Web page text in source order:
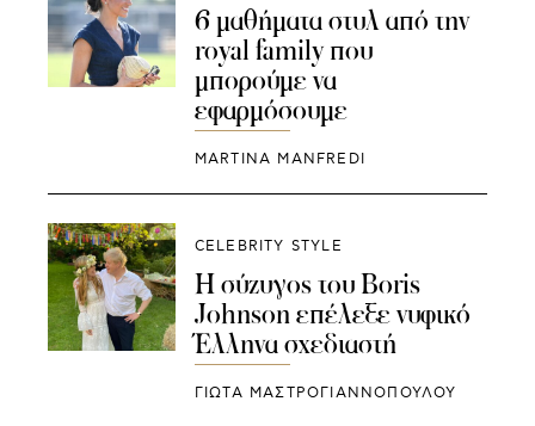
6 μαθήματα στυλ από την
royal family που
μπορούμε να
εφαρμόσουμε
MARTINA MANFREDI
CELEBRITY STYLE
Η σύζυγος του Boris
Johnson επέλεξε νυφικό
Έλληνα σχεδιαστή
ΓΙΩΤΑ ΜΑΣΤΡΟΓΙΑΝΝΟΠΟΥΛΟΥ